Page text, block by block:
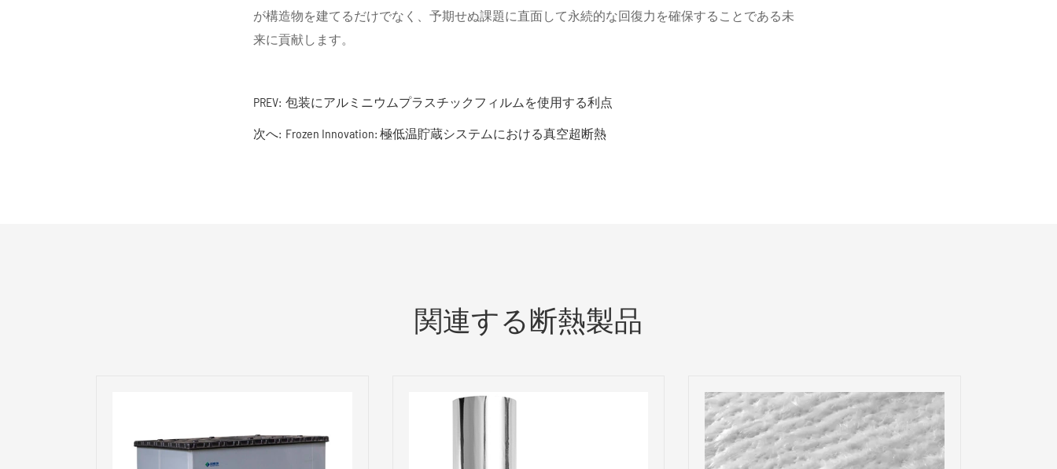
が構造物を建てるだけでなく、予期せぬ課題に直面して永続的な回復力を確保することである未
来に貢献します。
PREV: 包装にアルミニウムプラスチックフィルムを使用する利点
次へ: Frozen Innovation: 極低温貯蔵システムにおける真空超断熱
関連する断熱製品